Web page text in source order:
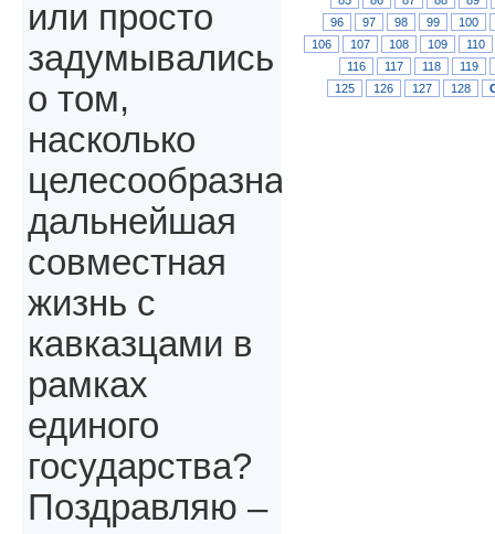
96
97 98 99
100
106
107 108 109
110
116
117 118
119
125
126 127 128
или просто
задумывались
о том,
насколько
целесообразна
дальнейшая
совместная
жизнь с
кавказцами в
рамках
единого
государства?
Поздравляю –